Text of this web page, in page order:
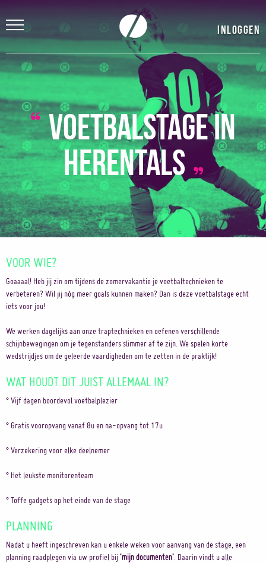
Inloggen
Voetbalstage in
Herentals
VOOR WIE?
Goaaaal! Heb jij zin om tijdens de zomervakantie je voetbaltechnieken te
verbeteren? Wil jij nóg meer goals kunnen maken? Dan is deze voetbalstage echt
iets voor jou!
We werken dagelijks aan onze traptechnieken en oefenen verschillende
schijnbewegingen om je tegenstanders slimmer af te zijn. We spelen korte
wedstrijdjes om de geleerde vaardigheden om te zetten in de praktijk!
WAT HOUDT DIT JUIST ALLEMAAL IN?
° Vijf dagen boordevol voetbalplezier
° Gratis vooropvang vanaf 8u en na-opvang tot 17u
° Verzekering voor elke deelnemer
° Het leukste monitorenteam
° Toffe gadgets op het einde van de stage
PLANNING
Nadat u heeft ingeschreven kan u enkele weken voor aanvang van de stage, een
planning raadplegen via uw profiel bij‘mijn documenten’. Daarin vindt u alle